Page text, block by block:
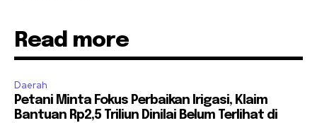
Read more
Daerah
Petani Minta Fokus Perbaikan Irigasi, Klaim
Bantuan Rp2,5 Triliun Dinilai Belum Terlihat di